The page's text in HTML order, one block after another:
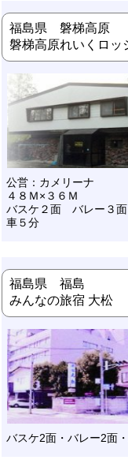
福島県 磐梯高原
磐梯高原れいくロッ
公営：カメリーナ
４８Ｍ×３６Ｍ
バスケ２面 バレー３
車５分
福島県 福島
みんなの旅宿 大松
バスケ2面・バレー2面